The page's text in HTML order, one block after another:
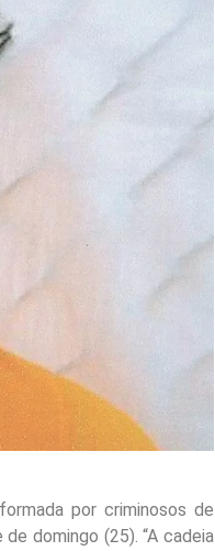
por criminosos de
domingo (25). “A cadeia